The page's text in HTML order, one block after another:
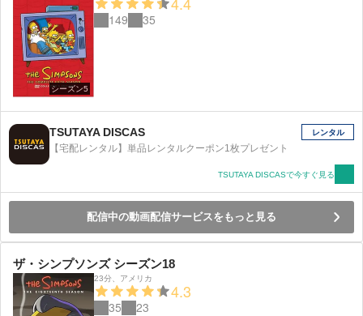
シーズン5
149 35
TSUTAYA DISCAS
【宅配レンタル】単品レンタルクーポン1枚プレゼント
レンタル
TSUTAYA DISCASで今すぐ見る
配信中の動画配信サービスをもっと見る
ザ・シンプソンズ シーズン18
23分 アメリカ
4.3
35 23